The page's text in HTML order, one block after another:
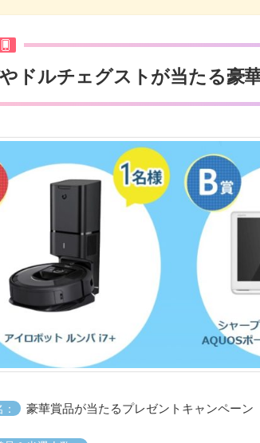
ドルチェグストが当たる豪
豪華賞品が当たるプレゼントキャンペーン